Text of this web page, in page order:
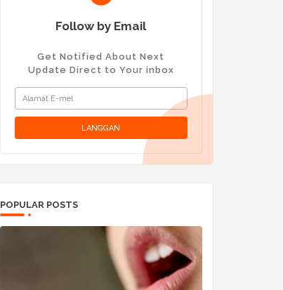
Follow by Email
Get Notified About Next
Update Direct to Your inbox
POPULAR POSTS